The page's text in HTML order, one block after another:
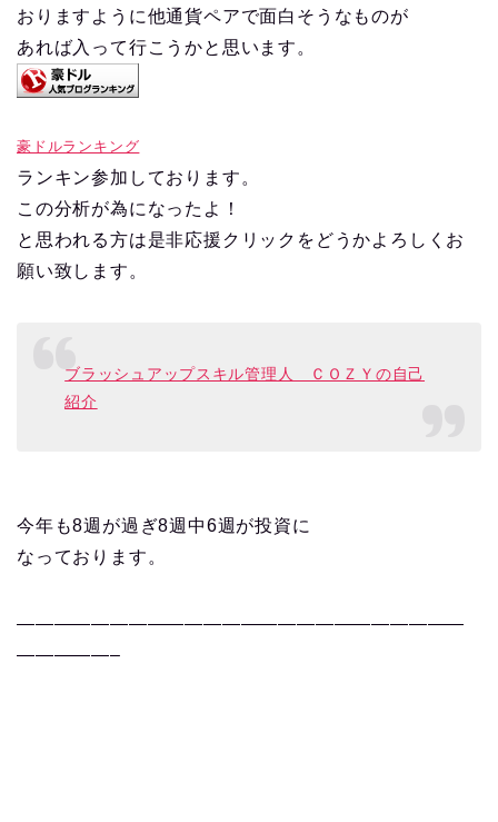
おりますように他通貨ペアで面白そうなものが
あれば入って行こうかと思います。
豪ドルランキング
ランキン参加しております。
この分析が為になったよ！
と思われる方は是非応援クリックをどうかよろしくお
願い致します。
ブラッシュアップスキル管理人 ＣＯＺＹの自己
紹介
今年も8週が過ぎ8週中6週が投資に
なっております 。
————————————————————————
—————–